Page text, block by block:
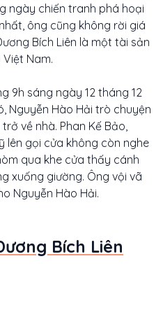
ngày chiến tranh phá hoại
ông cũng không rời giá
Bích Liên là một tài sản
Nam.
9h sáng ngày 12 tháng 12
Nguyễn Hào Hải trò chuyện
về nhà. Phan Kế Bảo,
lên gọi cửa không còn nghe
qua khe cửa thấy cánh
xuống giường. Ông vội vã
Nguyễn Hào Hải.
Bích Liên